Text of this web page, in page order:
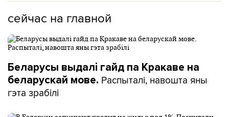
сейчас на главной
Беларусы выдалі гайд па Кракаве на
беларускай мове. Распыталі, навошта яны
гэта зрабілі